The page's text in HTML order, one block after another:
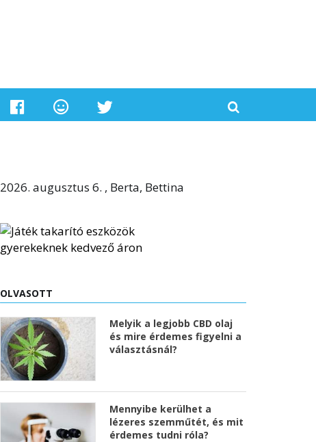
2026. augusztus 6. , Berta, Bettina
OLVASOTT
Melyik a legjobb CBD olaj
és mire érdemes figyelni a
választásnál?
Mennyibe kerülhet a
lézeres szemműtét, és mit
érdemes tudni róla?